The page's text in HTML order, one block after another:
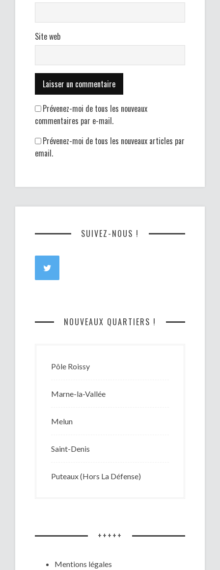
Site web
Prévenez-moi de tous les nouveaux
commentaires par e-mail.
Prévenez-moi de tous les nouveaux articles par
email.
SUIVEZ-NOUS !
NOUVEAUX QUARTIERS !
Pôle Roissy
Marne-la-Vallée
Melun
Saint-Denis
Puteaux (Hors La Défense)
+++++
Mentions légales